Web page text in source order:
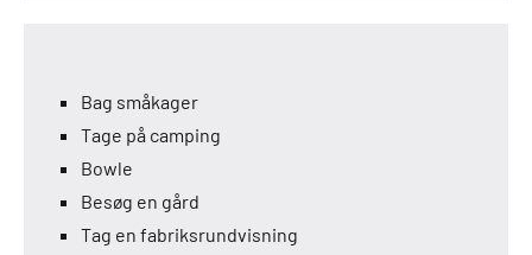
Bag småkager
Tage på camping
Bowle
Besøg en gård
Tag en fabriksrundvisning